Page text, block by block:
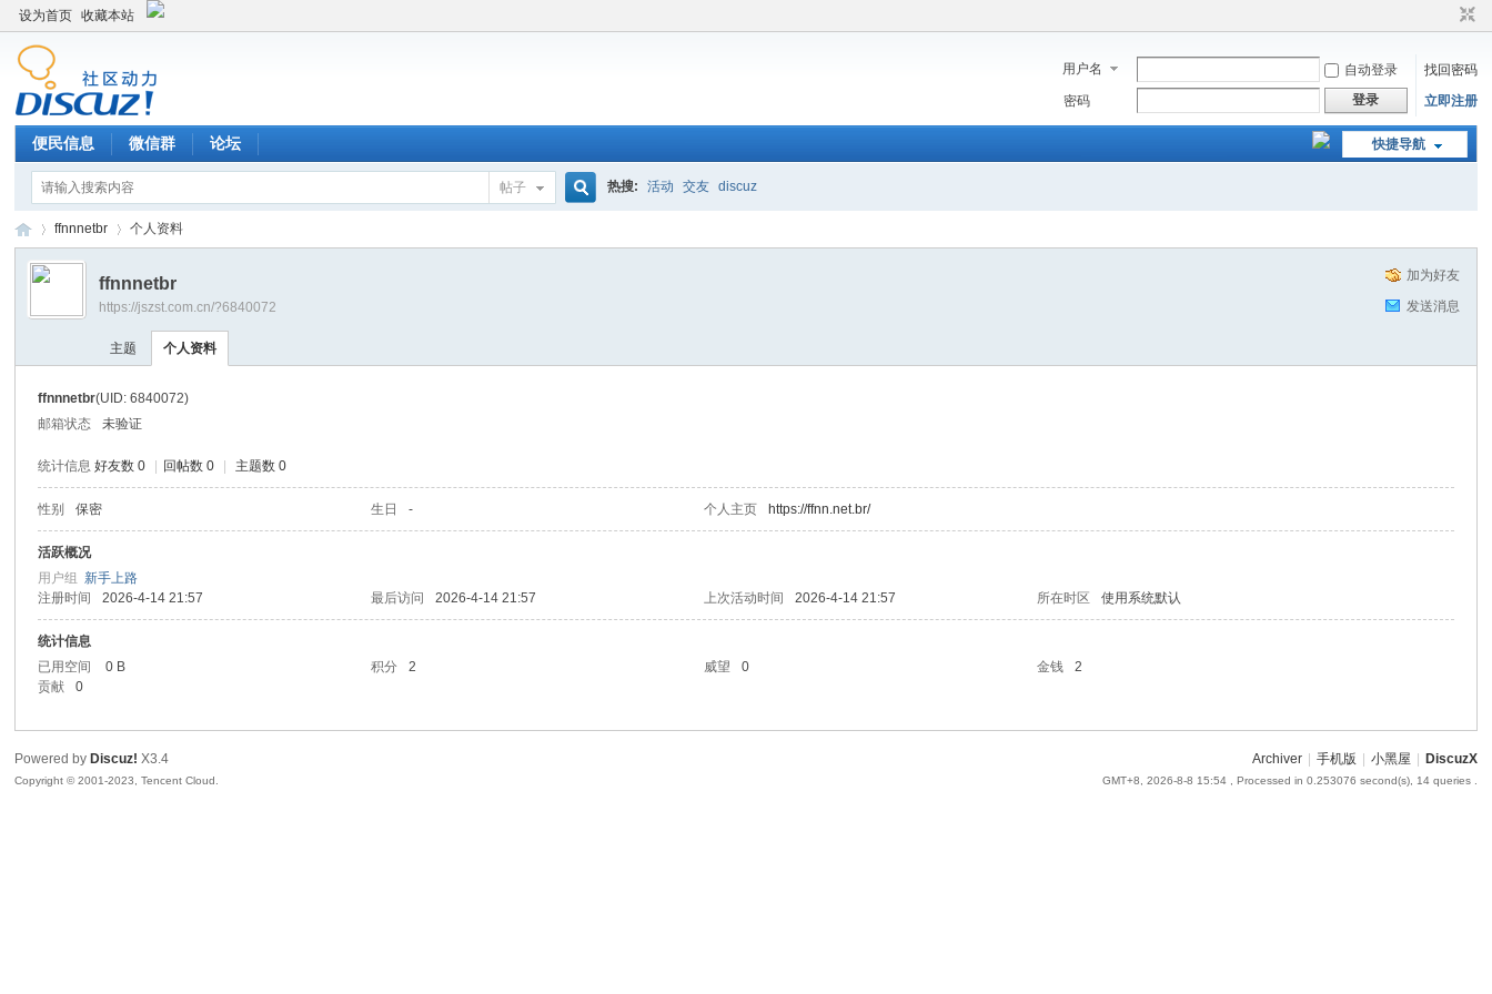
设为首页 收藏本站
用户名 自动登录
找回密码
密码
登录 立即注册
快捷导航
便民信息 微信群 论坛
帖子 热搜: 活动 交友 discuz
uz!
›
ffnnnetbr 个人资料
加为好友
发送消息
ffnnnetbr
https://jszst.com.cn/?6840072
主题 个人资料
ffnnnetbr(UID: 6840072)
邮箱状态
未验证
统计信息 好友数 0 回帖数 0 主题数 0
性别 保密 生日 - 个人主页 https://ffnn.net.br/
活跃概况
用户组新手上路
注册时间
2026-4-14 21:57 最后访问 2026-4-14 21:57 上次活动时间 2026-4-14 21:57 所在时区 使用系统默认
统计信息
已用空间
0 B 积分 2 威望 0 金钱
2
贡献
0
Archiver 手机版 小黑屋 DiscuzX
GMT+8, 2026-8-8 15:54, Processed in 0.253076 second(s), 14 queries .
Powered by Discuz! X3.4
Copyright © 2001-2023, Tencent Cloud.